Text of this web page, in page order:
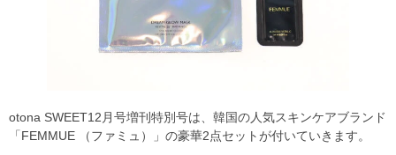
otona SWEET12月号増刊特別号は、韓国の人気スキンケアブランド
「FEMMUE （ファミュ）」の豪華2点セットが付いていきます。